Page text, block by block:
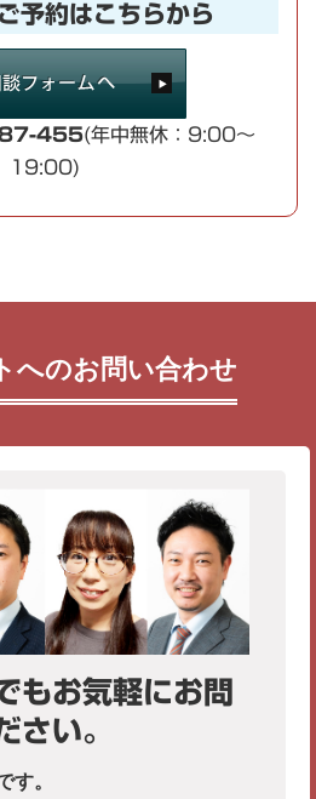
予約はこちらから
455(年中無休：9:00～
19:00)
へのお問い合わせ
もお気軽にお問
さい。
す。